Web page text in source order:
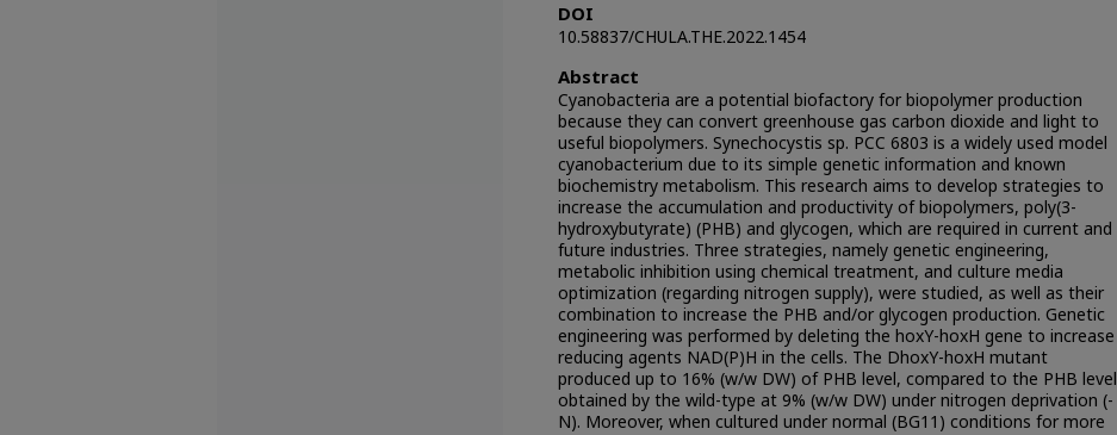
DOI
10.58837/CHULA.THE.2022.1454
Abstract
Cyanobacteria are a potential biofactory for biopolymer production
because they can convert greenhouse gas carbon dioxide and light to
useful biopolymers. Synechocystis sp. PCC 6803 is a widely used model
cyanobacterium due to its simple genetic information and known
biochemistry metabolism. This research aims to develop strategies to
increase the accumulation and productivity of biopolymers, poly(3-
hydroxybutyrate) (PHB) and glycogen, which are required in current and
future industries. Three strategies, namely genetic engineering,
metabolic inhibition using chemical treatment, and culture media
optimization (regarding nitrogen supply), were studied, as well as their
combination to increase the PHB and/or glycogen production. Genetic
engineering was performed by deleting the hoxY-hoxH gene to increase
reducing agents NAD(P)H in the cells. The DhoxY-hoxH mutant
produced up to 16% (w/w DW) of PHB level, compared to the PHB level
obtained by the wild-type at 9% (w/w DW) under nitrogen deprivation (-
N). Moreover, when cultured under normal (BG11) conditions for more